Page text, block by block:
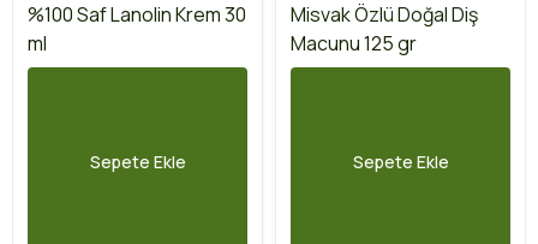
%100 Saf Lanolin Krem 30
ml
Sepete Ekle
Misvak Özlü Doğal Diş
Macunu 125 gr
Sepete Ekle